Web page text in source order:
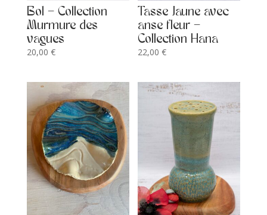
Bol – Collection
Murmure des
vagues
20,00 €
Tasse Jaune avec
anse fleur –
Collection Hana
22,00€